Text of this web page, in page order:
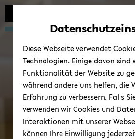
zum
zum
zum
sche
Diese Webseite verwendet
Technologien. Einige davon sind
Funktionalität der Website zu
während andere uns helfen, die
Erfahrung zu verbessern. Falls
verwenden wir Cookies und
Interaktionen mit unserer
können Ihre Einwilligung